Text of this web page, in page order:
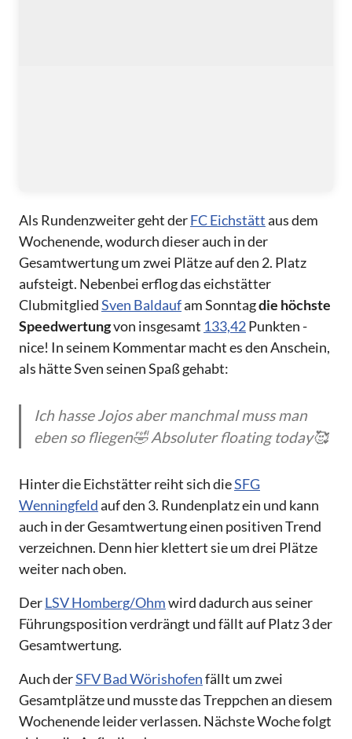
Als Rundenzweiter geht derFC Eichstättaus dem
Wochenende, wodurch dieser auch in der
Gesamtwertung um zwei Plätze auf den 2. Platz
aufsteigt. Nebenbei erflog das eichstätter
ClubmitgliedSven Baldaufam Sonntagdie höchste
Speedwertungvon insgesamt 133,42Punkten -
nice! In seinem Kommentar macht es den Anschein,
als hätte Sven seinen Spaß gehabt:
Ich hasse Jojos aber manchmal muss man
eben so fliegen🤣 Absoluter floating today🥰
Hinter die Eichstätter reiht sich dieSFG
Wenningfeldauf den 3. Rundenplatz ein und kann
auch in der Gesamtwertung einen positiven Trend
verzeichnen. Denn hier klettert sie um drei Plätze
weiter nach oben.
DerLSV Homberg/Ohmwird dadurch aus seiner
Führungsposition verdrängt und fällt auf Platz 3 der
Gesamtwertung.
Auch derSFV Bad Wörishofenfällt um zwei
Gesamtplätze und musste das Treppchen an diesem
Wochenende leider verlassen. Nächste Woche folgt